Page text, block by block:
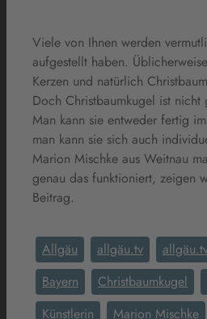
Viele von Ihnen werden
aufgestellt haben.
Kerzen und natürlich
Doch Christbaumkugel ist
Man kann sie entweder fertig
man kann sie sich auch
Marion Mischke aus Weitnau
genau das funktioniert, zeigen
Beitrag.
Allgäu allgäu.tv
Bayern
Christbaumkugel
Künstlerin
Marion Mischke